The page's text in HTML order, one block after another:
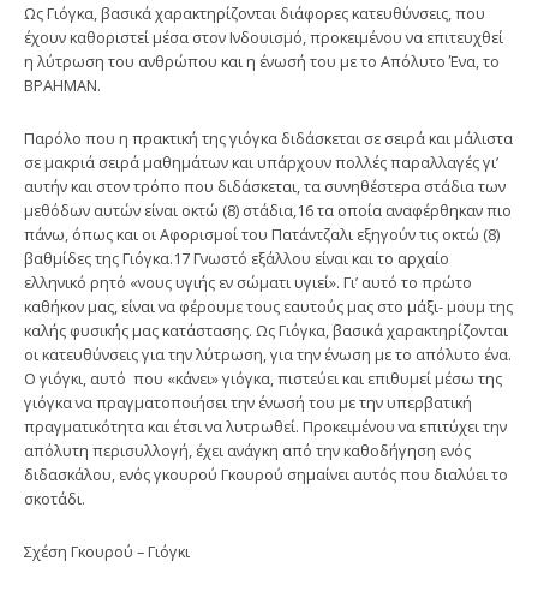
Ως Γιόγκα, βασικά χαρακτηρίζονται διάφορες κατευθύνσεις, που
έχουν κα­θοριστεί μέσα στον Ινδουισμό, προκειμένου να επιτευχθεί
η λύτρωση του ανθρώπου και η ένωσή του με το Απόλυτο Ένα, το
ΒΡΑΗΜΑΝ.
Παρόλο που η πρακτική της γιόγκα διδάσκεται σε σειρά και μάλιστα
σε μακριά σειρά μαθημάτων και υπάρχουν πολλές παραλλαγές γι’
αυτήν και στον τρόπο που διδάσκεται, τα συνηθέστερα στάδια των
μεθόδων αυτών είναι οκτώ (8) στάδια,16 τα οποία αναφέρθηκαν πιο
πάνω, όπως και οι Αφορισμοί του Πατάντζαλι εξηγούν τις οκτώ (8)
βαθμίδες της Γιόγκα.17 Γνωστό εξάλλου είναι και το αρχαίο
ελληνικό ρητό «νους υγιής εν σώματι υγιεί». Γι’ αυτό το πρώτο
καθήκον μας, είναι να φέρουμε τους εαυτούς μας στο μάξι- μουμ της
καλής φυσικής μας κατάστασης. Ως Γιόγκα, βασικά χαρακτηρίζο­νται
οι κατευθύνσεις για την λύτρωση, για την ένωση με το απόλυτο ένα.
Ο γιόγκι, αυτό που «κάνει» γιόγκα, πιστεύει και επιθυμεί μέσω της
γιόγκα να πραγματοποιήσει την ένωσή του με την υπερβατική
πραγματικότητα και έτσι να λυτρωθεί. Προκειμένου να επιτύχει την
απόλυτη περισυλλογή, έχει ανάγκη από την καθοδήγηση ενός
διδασκάλου, ενός γκουρού Γκουρού σημαίνει αυτός που διαλύει το
σκοτάδι.
Σχέση Γκουρού – Γιόγκι